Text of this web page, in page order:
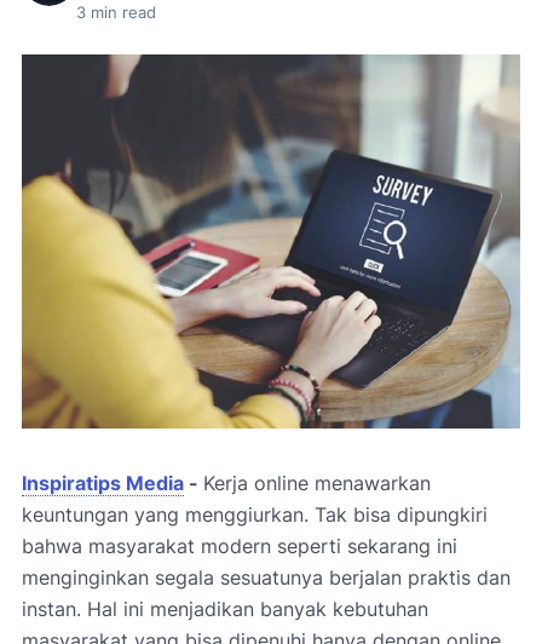
3 min read
Inspiratips Media - Kerja online menawarkan
keuntungan yang menggiurkan. Tak bisa dipungkiri
bahwa masyarakat modern seperti sekarang ini
menginginkan segala sesuatunya berjalan praktis dan
instan. Hal ini menjadikan banyak kebutuhan